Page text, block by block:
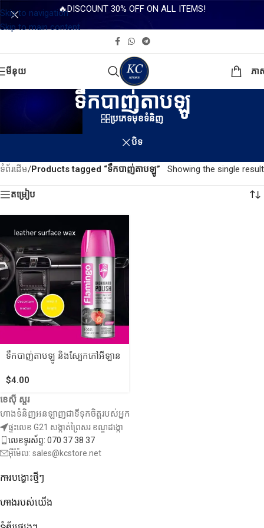
Skip to navigation
Skip to main content
🔥DISCOUNT 30% OFF ON ALL ITEMS!
មីនុយ ភា
ទឹកបាញ់តាបឡូ
ប្រភេទមុខទំនិញ
បិទ
ទំព័រដើម/Products tagged “ទឹកបាញ់តាបឡូ” Showing the single result
តម្រៀប
ទឹកបាញ់តាបឡូ និងស្បែកកៅអីឡាន
$4.00
ខេស៊ី ស្តរ
ហាងទំនិញអនឡាញជាទីទុកចិត្តរបស់អ្នក
ផ្ទះលេខ G21 សង្កាត់ព្រៃសរ ខណ្ឌដង្កោ
លេខទូរស័ព្ទ: 070 37 38 37
អ៊ីម៉ែល: sales@kcstore.net
ការបង្ហោះថ្មីៗ
ហាងរបស់យើង